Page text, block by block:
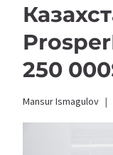
250
Mansur Ismagulov